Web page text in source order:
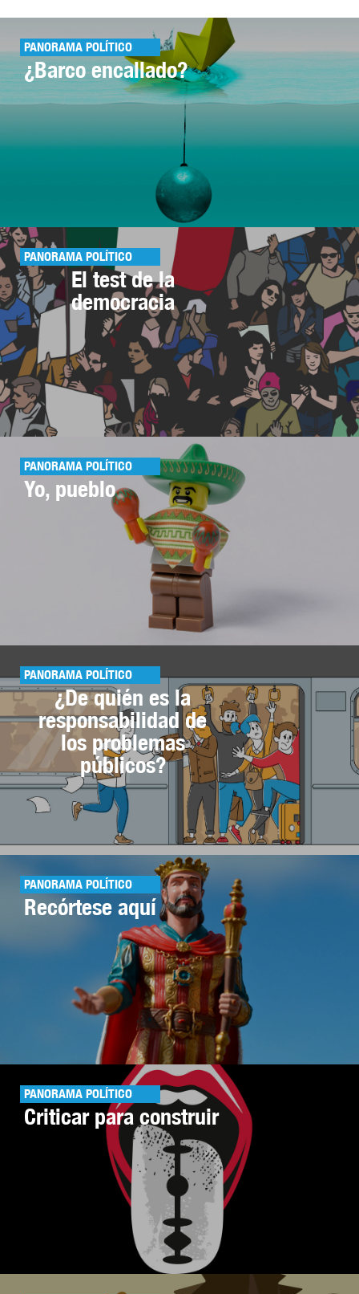
PANORAMA POLÍTICO
¿Barco encallado?
PANORAMA POLÍTICO
El test de la
democracia
PANORAMA POLÍTICO
Yo, pueblo
PANORAMA POLÍTICO
¿De quién es la
responsabilidad de
los problemas
públicos?
PANORAMA POLÍTICO
Recórtese aquí
PANORAMA POLÍTICO
Criticar para construir